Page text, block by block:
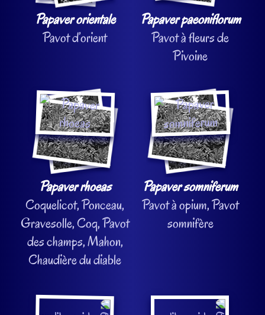
Papaver orientale
Pavot d’orient
Papaver paeoniflorum
Pavot à fleurs de
Pivoine
Papaver rhoeas
Coquelicot, Ponceau,
Gravesolle, Coq, Pavot
des champs, Mahon,
Chaudière du diable
Papaver somniferum
Pavot à opium, Pavot
somnifère